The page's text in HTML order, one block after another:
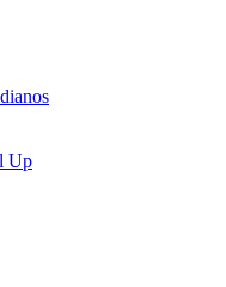
Up